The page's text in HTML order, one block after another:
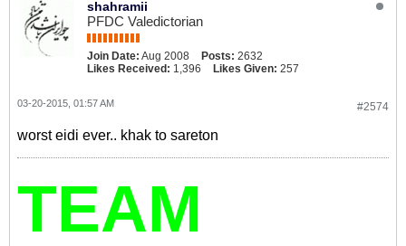
shahramii
PFDC Valedictorian
Join Date: Aug 2008 Posts: 2632
Likes Received: 1,396 Likes Given: 257
#2574
03-20-2015, 01:57 AM
worst eidi ever.. khak to sareton
TEAM